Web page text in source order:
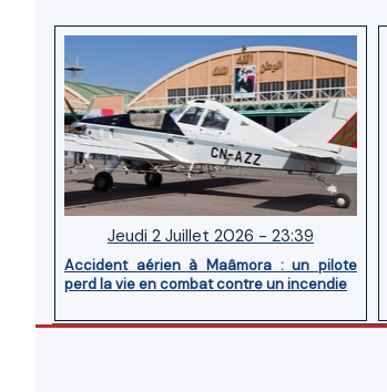
Jeudi 2 Juillet 2026 - 23:39
Accident aérien à Maâmora : un pilote
perd la vie en combat contre un incendie